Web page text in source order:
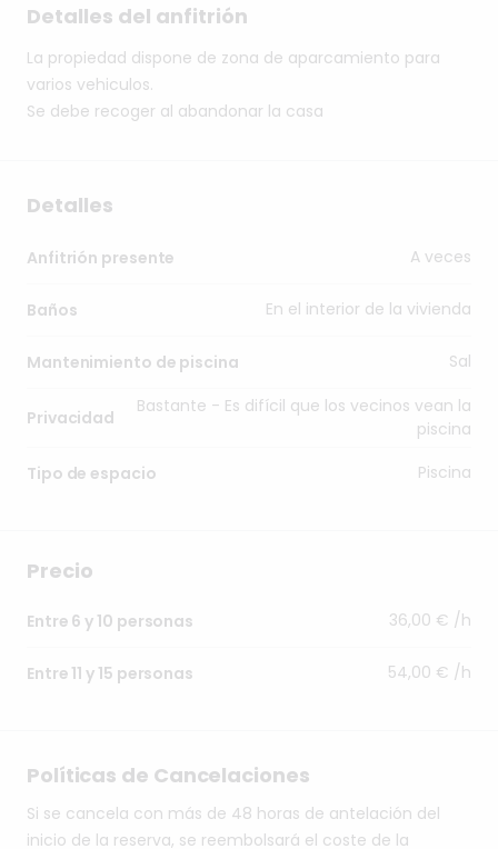
Detalles del anfitrión
La propiedad dispone de zona de aparcamiento para
varios vehiculos.
Se debe recoger al abandonar la casa
Detalles
Anfitrión presente A veces
Baños En el interior de la vivienda
Mantenimiento de piscina Sal
Privacidad
Bastante - Es difícil que los vecinos vean la
piscina
Tipo de espacio
Piscina
Precio
Entre 6 y 10 personas 36,00 € /h
Entre 11 y 15 personas 54,00 € /h
Políticas de Cancelaciones
Si se cancela con más de 48 horas de antelación del
inicio de la reserva, se reembolsará el coste de la